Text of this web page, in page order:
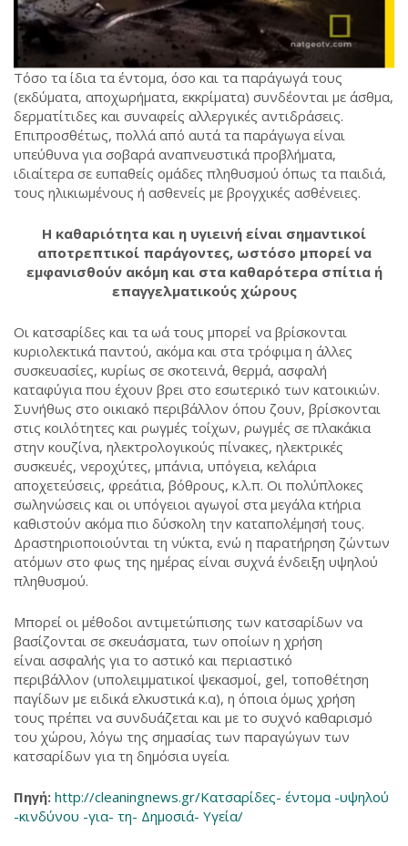
Τόσο τα ίδια τα έντομα, όσο και τα παράγωγά τους
(εκδύματα, αποχωρήματα, εκκρίματα) συνδέονται με άσθμα,
δερματίτιδες και συναφείς αλλεργικές αντιδράσεις.
Επιπροσθέτως, πολλά από αυτά τα παράγωγα είναι
υπεύθυνα για σοβαρά αναπνευστικά προβλήματα,
ιδιαίτερα σε ευπαθείς ομάδες πληθυσμού όπως τα παιδιά,
τους ηλικιωμένους ή ασθενείς με βρογχικές ασθένειες.
Η καθαριότητα και η υγιεινή είναι σημαντικοί
αποτρεπτικοί παράγοντες, ωστόσο μπορεί να
εμφανισθούν ακόμη και στα καθαρότερα σπίτια ή
επαγγελματικούς χώρους
Οι κατσαρίδες και τα ωά τους μπορεί να βρίσκονται
κυριολεκτικά παντού, ακόμα και στα τρόφιμα η άλλες
συσκευασίες, κυρίως σε σκοτεινά, θερμά, ασφαλή
καταφύγια που έχουν βρει στο εσωτερικό των κατοικιών.
Συνήθως στο οικιακό περιβάλλον όπου ζουν, βρίσκονται
στις κοιλότητες και ρωγμές τοίχων, ρωγμές σε πλακάκια
στην κουζίνα, ηλεκτρολογικούς πίνακες, ηλεκτρικές
συσκευές, νεροχύτες, μπάνια, υπόγεια, κελάρια
αποχετεύσεις, φρεάτια, βόθρους, κ.λ.π. Οι πολύπλοκες
σωληνώσεις και οι υπόγειοι αγωγοί στα μεγάλα κτήρια
καθιστούν ακόμα πιο δύσκολη την καταπολέμησή τους.
Δραστηριοποιούνται τη νύκτα, ενώ η παρατήρηση ζώντων
ατόμων στο φως της ημέρας είναι συχνά ένδειξη υψηλού
πληθυσμού.
Μπορεί οι μέθοδοι αντιμετώπισης των κατσαρίδων να
βασίζονται σε σκευάσματα, των οποίων η χρήση
είναι ασφαλής για το αστικό και περιαστικό
περιβάλλον (υπολειμματικοί ψεκασμοί, gel, τοποθέτηση
παγίδων με ειδικά ελκυστικά κ.α), η όποια όμως χρήση
τους πρέπει να συνδυάζεται και με το συχνό καθαρισμό
του χώρου, λόγω της σημασίας των παραγώγων των
κατσαρίδων για τη δημόσια υγεία.
Πηγή: http://cleaningnews.gr/Κατσαρίδες- έντομα -υψηλού
-κινδύνου -για- τη- Δημοσιά- Υγεία/